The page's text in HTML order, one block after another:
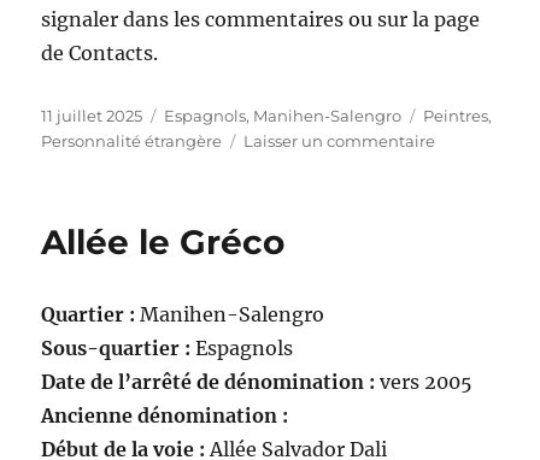
signaler dans les commentaires ou sur la page
de Contacts.
Publié
le
11 juillet 2025 Catégories
Espagnols, Manihen-Salengro Étiquettes
Peintres,
Personnalité étrangère
Laisser un commentairesur
Allée le Gréco
Quartier : Manihen-Salengro
Sous-quartier : Espagnols
Date de l’arrêté de dénomination : vers 2005
Ancienne dénomination :
Début de la voie : Allée Salvador Dali